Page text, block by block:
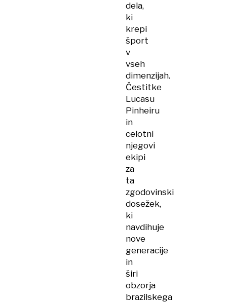
dela,
ki
krepi
šport
v
vseh
dimenzijah.
Čestitke
Lucasu
Pinheiru
in
celotni
njegovi
ekipi
za
ta
zgodovinski
dosežek,
ki
navdihuje
nove
generacije
in
širi
obzorja
brazilskega